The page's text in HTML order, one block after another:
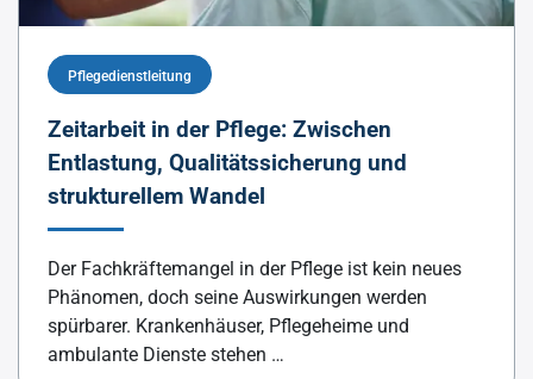
Pflegedienstleitung
Zeitarbeit in der Pflege: Zwischen
Entlastung, Qualitätssicherung und
strukturellem Wandel
Der Fachkräftemangel in der Pflege ist kein neues
Phänomen, doch seine Auswirkungen werden
spürbarer. Krankenhäuser, Pflegeheime und
ambulante Dienste stehen …